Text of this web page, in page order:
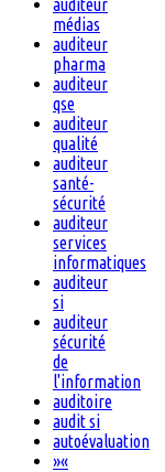
auditeur
médias
auditeur
pharma
auditeur
qse
auditeur
qualité
auditeur
santé-
sécurité
auditeur
services
informatiques
auditeur
si
auditeur
sécurité
de
l'information
auditoire
audit si
autoévaluation
»«